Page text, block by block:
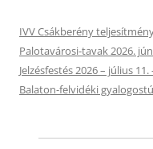
IVV Csákberény
Palotavárosi-tavak 2026.
Jelzésfestés 2026 – július 11.
Balaton-felvidéki